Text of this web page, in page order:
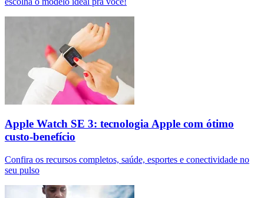
Apple Watch SE 3: tecnologia Apple com ótimo
custo-benefício
Confira os recursos completos, saúde, esportes e conectividade no
seu pulso